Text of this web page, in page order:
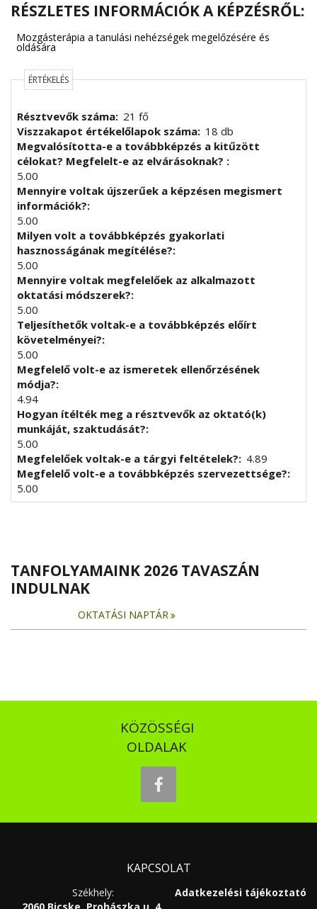
RÉSZLETES INFORMÁCIÓK A KÉPZÉSRŐL:
Mozgásterápia a tanulási nehézségek megelőzésére és
oldására
ÉRTÉKELÉS
Résztvevők száma
21 fő
Viszzakapot értékelőlapok száma
18 db
Megvalósította-e a továbbképzés a kitűzött
célokat? Megfelelt-e az elvárásoknak?
5.00
Mennyire voltak újszerűek a képzésen megismert
információk?
5.00
Milyen volt a továbbképzés gyakorlati
hasznosságának megítélése?
5.00
Mennyire voltak megfelelőek az alkalmazott
oktatási módszerek?
5.00
Teljesíthetők voltak-e a továbbképzés előírt
követelményei?
5.00
Megfelelő volt-e az ismeretek ellenőrzésének
módja?
4.94
Hogyan ítélték meg a résztvevők az oktató(k)
munkáját, szaktudását?
5.00
Megfelelőek voltak-e a tárgyi feltételek?
4.89
Megfelelő volt-e a továbbképzés szervezettsége?
5.00
TANFOLYAMAINK 2026 TAVASZÁN
INDULNAK
OKTATÁSI NAPTÁR
KÖZÖSSÉGI
OLDALAK
facebook
KAPCSOLAT
Adatkezelési tájékoztató
Székhely: